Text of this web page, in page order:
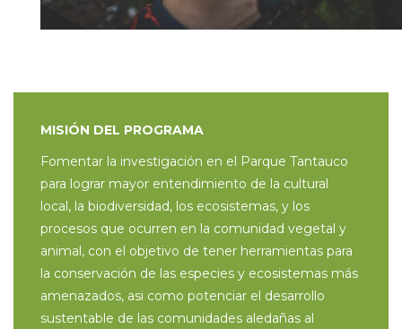
MISIÓN DEL PROGRAMA
Fomentar la investigación en el Parque Tantauco
para lograr mayor entendimiento de la cultural
local, la biodiversidad, los ecosistemas, y los
procesos que ocurren en la comunidad vegetal y
animal, con el objetivo de tener herramientas para
la conservación de las especies y ecosistemas más
amenazados, asi como potenciar el desarrollo
sustentable de las comunidades aledañas al